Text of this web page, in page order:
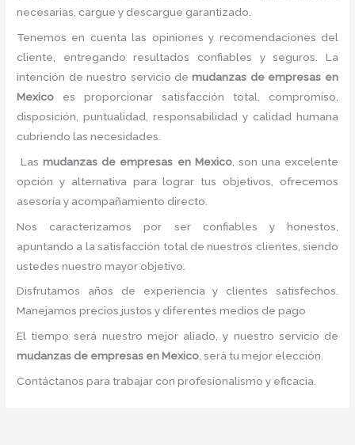
necesarias, cargue y descargue garantizado.
Tenemos en cuenta las opiniones y recomendaciones del
cliente, entregando resultados confiables y seguros. La
intención de nuestro servicio de mudanzas de empresas en
Mexico es proporcionar satisfacción total, compromiso,
disposición, puntualidad, responsabilidad y calidad humana
cubriendo las necesidades.
Lasmudanzas de empresas en Mexico, son una excelente
opción y alternativa para lograr tus objetivos, ofrecemos
asesoría y acompañamiento directo.
Nos caracterizamos por ser confiables y honestos,
apuntando a la satisfacción total de nuestros clientes, siendo
ustedes nuestro mayor objetivo.
Disfrutamos años de experiencia y clientes satisfechos.
Manejamos precios justos y diferentes medios de pago
El tiempo será nuestro mejor aliado, y nuestro servicio de
mudanzas de empresas en Mexico, será tu mejor elección.
Contáctanos para trabajar con profesionalismo y eficacia.